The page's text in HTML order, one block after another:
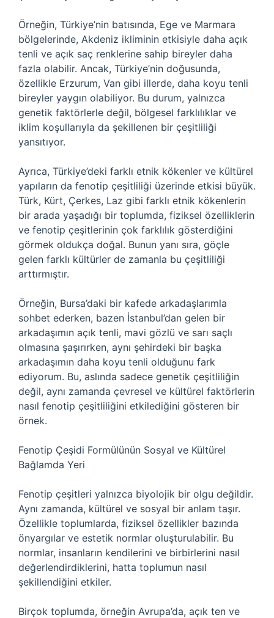
Örneğin, Türkiye’nin batısında, Ege ve Marmara
bölgelerinde, Akdeniz ikliminin etkisiyle daha açık
tenli ve açık saç renklerine sahip bireyler daha
fazla olabilir. Ancak, Türkiye’nin doğusunda,
özellikle Erzurum, Van gibi illerde, daha koyu tenli
bireyler yaygın olabiliyor. Bu durum, yalnızca
genetik faktörlerle değil, bölgesel farklılıklar ve
iklim koşullarıyla da şekillenen bir çeşitliliği
yansıtıyor.
Ayrıca, Türkiye’deki farklı etnik kökenler ve kültürel
yapıların da fenotip çeşitliliği üzerinde etkisi büyük.
Türk, Kürt, Çerkes, Laz gibi farklı etnik kökenlerin
bir arada yaşadığı bir toplumda, fiziksel özelliklerin
ve fenotip çeşitlerinin çok farklılık gösterdiğini
görmek oldukça doğal. Bunun yanı sıra, göçle
gelen farklı kültürler de zamanla bu çeşitliliği
arttırmıştır.
Örneğin, Bursa’daki bir kafede arkadaşlarımla
sohbet ederken, bazen İstanbul’dan gelen bir
arkadaşımın açık tenli, mavi gözlü ve sarı saçlı
olmasına şaşırırken, aynı şehirdeki bir başka
arkadaşımın daha koyu tenli olduğunu fark
ediyorum. Bu, aslında sadece genetik çeşitliliğin
değil, aynı zamanda çevresel ve kültürel faktörlerin
nasıl fenotip çeşitliliğini etkilediğini gösteren bir
örnek.
Fenotip Çeşidi Formülünün Sosyal ve Kültürel
Bağlamda Yeri
Fenotip çeşitleri yalnızca biyolojik bir olgu değildir.
Aynı zamanda, kültürel ve sosyal bir anlam taşır.
Özellikle toplumlarda, fiziksel özellikler bazında
önyargılar ve estetik normlar oluşturulabilir. Bu
normlar, insanların kendilerini ve birbirlerini nasıl
değerlendirdiklerini, hatta toplumun nasıl
şekillendiğini etkiler.
Birçok toplumda, örneğin Avrupa’da, açık ten ve